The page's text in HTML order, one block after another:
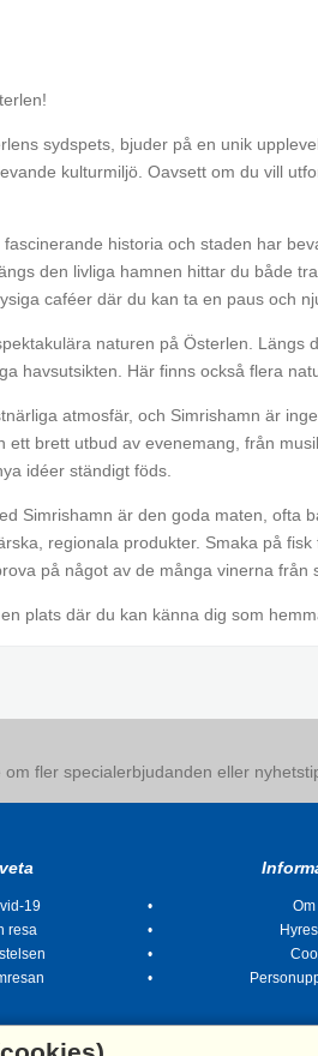
sydspets, bjuder på en unik
kulturmiljö. Oavsett om du vill
historia och staden har
den livliga hamnen hittar du både
caféer där du kan ta en paus och
naturen på Österlen.
havsutsikten. Här finns också flera
atmosfär, och Simrishamn är
ett brett utbud av evenemang, från
idéer ständigt föds.
Simrishamn är den goda maten, ofta
regionala produkter. Smaka på
på något av de många vinerna från
plats där du kan känna dig som
om fler specialerbjudanden eller
19
resa